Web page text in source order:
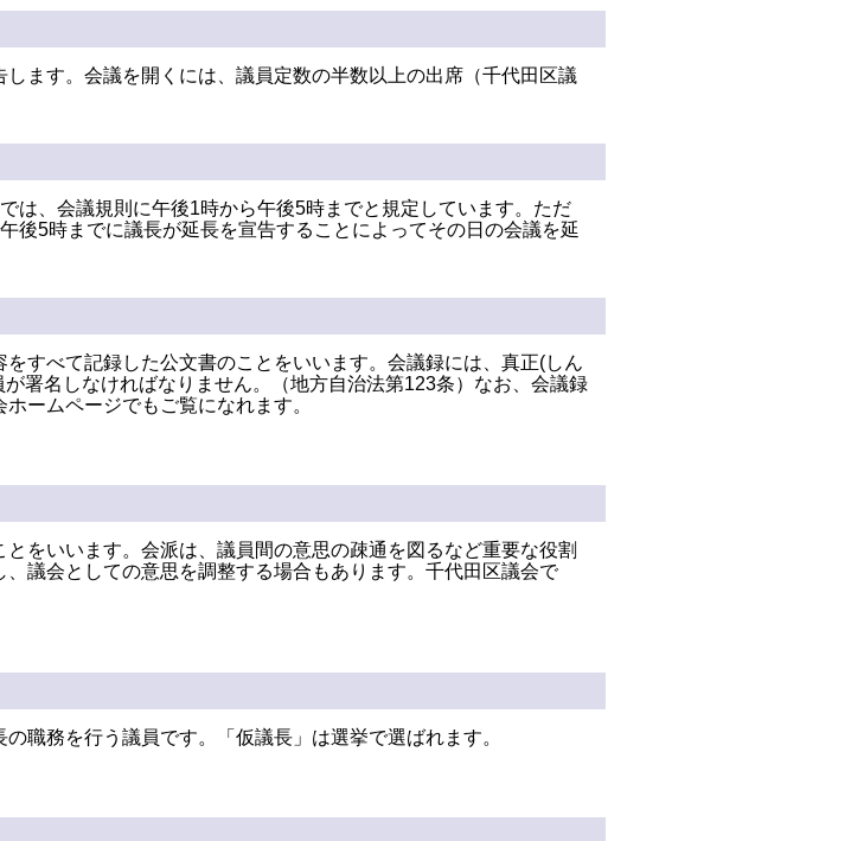
ます。会議を開くには、議員定数の半数以上の出席（千代田区議
は、会議規則に午後1時から午後5時までと規定しています。ただ
後5時までに議長が延長を宣告することによってその日の会議を延
すべて記録した公文書のことをいいます。会議録には、真正(しん
署名しなければなりません。（地方自治法第123条）なお、会議録
ームページでもご覧になれます。
をいいます。会派は、議員間の意思の疎通を図るなど重要な役割
議会としての意思を調整する場合もあります。千代田区議会で
職務を行う議員です。「仮議長」は選挙で選ばれます。